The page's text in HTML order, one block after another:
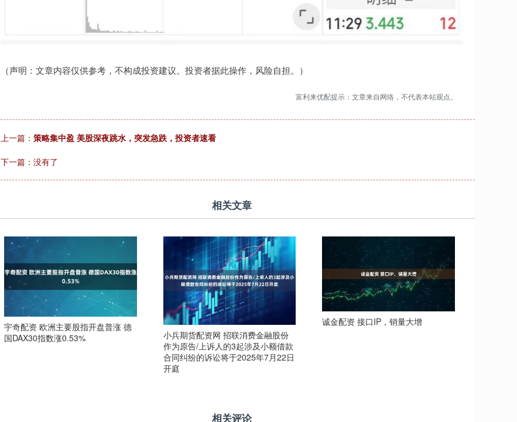
（声明：文章内容仅供参考，不构成投资建议。投资者据此操作，风险自担。）
富利来优配提示：文章来自网络，不代表本站观点。
上一篇： 策略集中盈 美股深夜跳水，突发急跌，投资者速看
下一篇：没有了
相关文章
宇奇配资 欧洲主要股指开盘普涨 德
国DAX30指数涨0.53%
小兵期货配资网 招联消费金融股份
作为原告/上诉人的3起涉及小额借款
合同纠纷的诉讼将于2025年7月22日
开庭
诚金配资 接口IP，销量大增
相关评论